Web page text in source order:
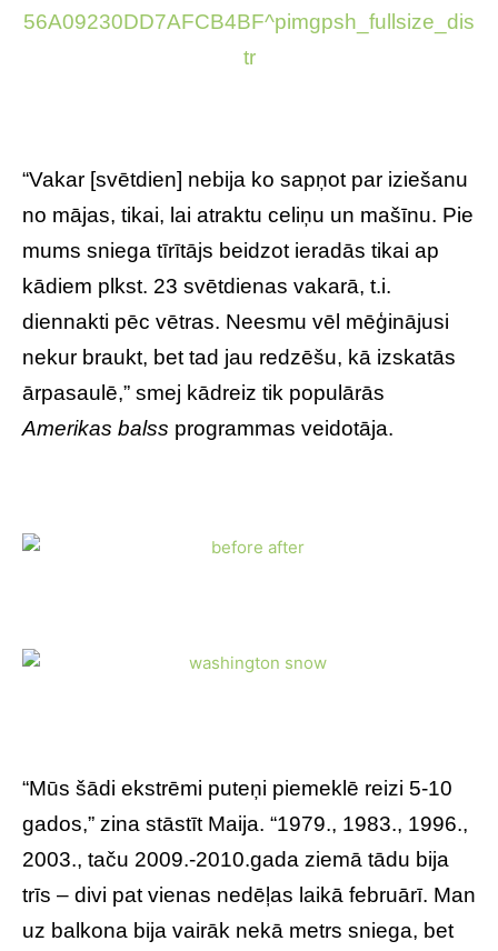
“Vakar [svētdien] nebija ko sapņot par iziešanu
no mājas, tikai, lai atraktu celiņu un mašīnu. Pie
mums sniega tīrītājs beidzot ieradās tikai ap
kādiem plkst. 23 svētdienas vakarā, t.i.
diennakti pēc vētras. Neesmu vēl mēģinājusi
nekur braukt, bet tad jau redzēšu, kā izskatās
ārpasaulē,” smej kādreiz tik populārās
Amerikas balss programmas veidotāja.
“Mūs šādi ekstrēmi puteņi piemeklē reizi 5-10
gados,” zina stāstīt Maija. “1979., 1983., 1996.,
2003., taču 2009.-2010.gada ziemā tādu bija
trīs – divi pat vienas nedēļas laikā februārī. Man
uz balkona bija vairāk nekā metrs sniega, bet